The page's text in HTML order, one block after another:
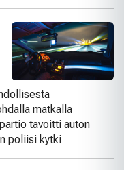
matkalla
tavoitti auton
poliisi kytki